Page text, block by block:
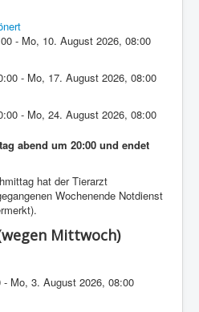
- Mo, 10. August 2026,08:00
- Mo, 17. August 2026,08:00
- Mo, 24. August 2026,08:00
abend um 20:00 und endet
hat der Tierarzt
Wochenende Notdienst
Mittwoch)
- Mo, 3. August 2026,08:00